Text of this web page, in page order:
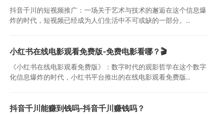
抖音千川的短视频推广：一场关于艺术与技术的邂逅在这个信息爆
炸的时代，短视频已经成为人们生活中不可或缺的一部分。...
小红书在线电影观看免费版-免费电影看哪？🎬
《小红书在线电影观看免费版》：数字时代的观影哲学在这个数字
化信息爆炸的时代，小红书平台推出的在线电影观看免费版...
抖音千川能赚到钱吗-抖音千川赚钱吗？